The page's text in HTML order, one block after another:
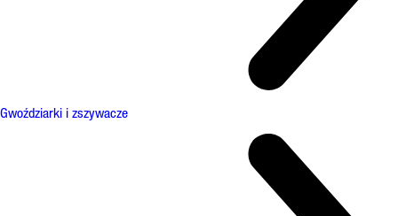
Gwoździarki i zszywacze